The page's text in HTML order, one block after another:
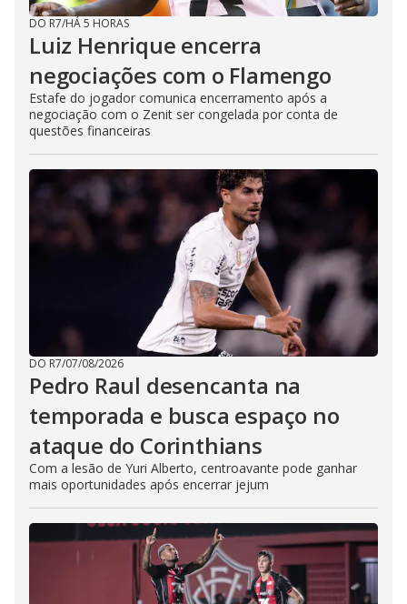
DO R7/HÁ 5 HORAS
Luiz Henrique encerra
negociações com o Flamengo
Estafe do jogador comunica encerramento após a
negociação com o Zenit ser congelada por conta de
questões financeiras
DO R7/07/08/2026
Pedro Raul desencanta na
temporada e busca espaço no
ataque do Corinthians
Com a lesão de Yuri Alberto, centroavante pode ganhar
mais oportunidades após encerrar jejum